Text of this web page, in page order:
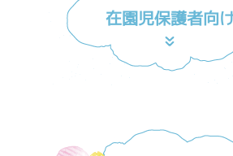
在園児保護者向